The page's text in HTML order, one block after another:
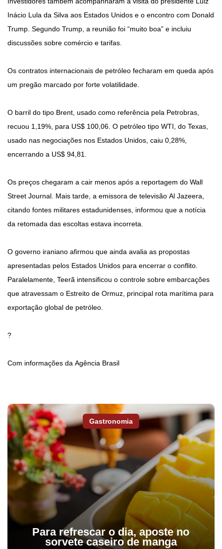
Inácio Lula da Silva aos Estados Unidos e o encontro com Donald
Trump. Segundo Trump, a reunião foi “muito boa” e incluiu
discussões sobre comércio e tarifas.
Os contratos internacionais de petróleo fecharam em queda após
um pregão marcado por forte volatilidade.
O barril do tipo Brent, usado como referência pela Petrobras,
recuou 1,19%, para US$ 100,06. O petróleo tipo WTI, do Texas,
usado nas negociações nos Estados Unidos, caiu 0,28%,
encerrando a US$ 94,81.
Os preços chegaram a cair menos após a reportagem do Wall
Street Journal. Mais tarde, a emissora de televisão Al Jazeera,
citando fontes militares estadunidenses, informou que a notícia
da retomada das escoltas estava incorreta.
O governo iraniano afirmou que ainda avalia as propostas
apresentadas pelos Estados Unidos para encerrar o conflito.
Paralelamente, Teerã intensificou o controle sobre embarcações
que atravessam o Estreito de Ormuz, principal rota marítima para
exportação global de petróleo.
?
Com informações da Agência Brasil
Gastronomia
Para refrescar o dia, aposte no
sorvete caseiro de manga